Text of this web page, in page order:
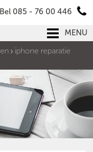
Bel 085 - 76 00 446
MENU
iphone reparatie